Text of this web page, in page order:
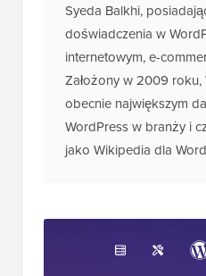
Syeda Balkhi,
doświadczenia w
internetowym, e-
Założony w 2009 roku,
obecnie największym
WordPress w branży i
jako Wikipedia dla